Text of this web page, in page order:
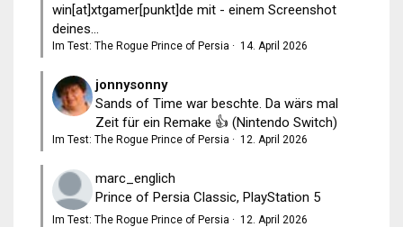
win[at]xtgamer[punkt]de mit - einem Screenshot
deines...
Im Test: The Rogue Prince of Persia · 14. April 2026
jonnysonny
Sands of Time war beschte. Da wärs mal
Zeit für ein Remake 👍 (Nintendo Switch)
Im Test: The Rogue Prince of Persia · 12. April 2026
marc_englich
Prince of Persia Classic, PlayStation 5
Im Test: The Rogue Prince of Persia · 12. April 2026